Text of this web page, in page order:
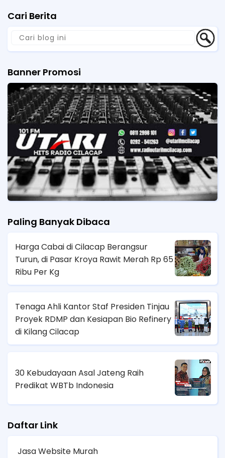
Cari Berita
Banner Promosi
Paling Banyak Dibaca
Harga Cabai di Cilacap Berangsur
Turun, di Pasar Kroya Rawit Merah Rp 65
Ribu Per Kg
Tenaga Ahli Kantor Staf Presiden Tinjau
Proyek RDMP dan Kesiapan Bio Refinery
di Kilang Cilacap
30 Kebudayaan Asal Jateng Raih
Predikat WBTb Indonesia
Daftar Link
Jasa Website Murah